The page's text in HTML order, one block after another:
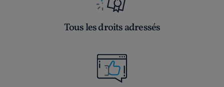
Tous les droits adressés